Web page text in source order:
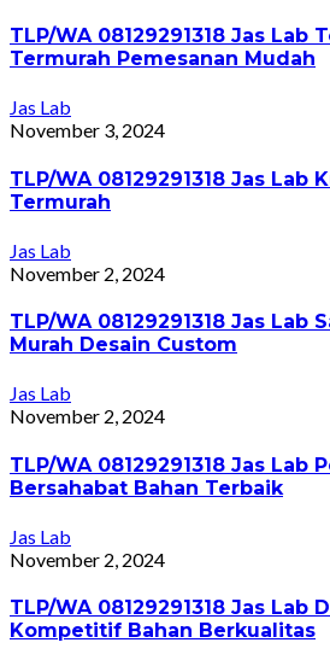
TLP/WA 08129291318 Jas Lab
Termurah Pemesanan Mudah
Jas Lab
November 3, 2024
TLP/WA 08129291318 Jas Lab
Termurah
Jas Lab
November 2, 2024
TLP/WA 08129291318 Jas Lab
Murah Desain Custom
Jas Lab
November 2, 2024
TLP/WA 08129291318 Jas Lab
Bersahabat Bahan Terbaik
Jas Lab
November 2, 2024
TLP/WA 08129291318 Jas Lab
Kompetitif Bahan Berkualitas